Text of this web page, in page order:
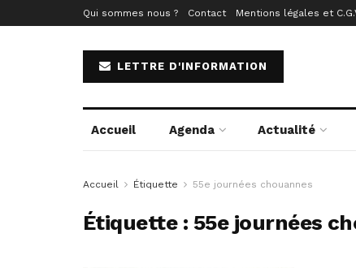
Qui sommes nous ? Contact Mentions légales et
LETTRE D'INFORMATION
Accueil Agenda Actualité
Accueil Étiquette 55e journées chouannes
Étiquette : 55e journées